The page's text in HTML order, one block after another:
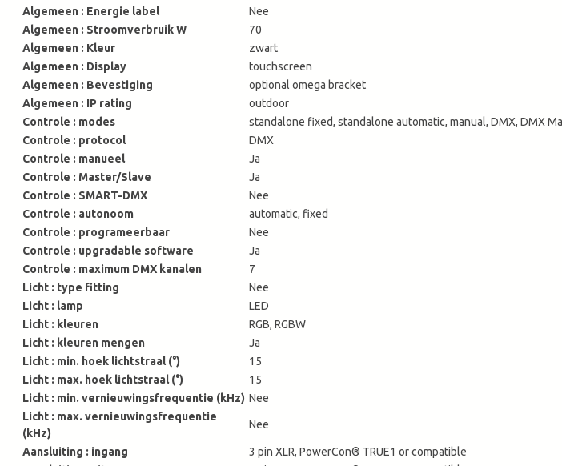
Algemeen : Energie label
Nee
Algemeen : Stroomverbruik W
70
Algemeen : Kleur
zwart
Algemeen : Display
touchscreen
Algemeen : Bevestiging
optional omega bracket
Algemeen : IP rating
outdoor
Controle : modes
standalone fixed, standalone automatic, manual, DMX, DMX
Controle : protocol
DMX
Controle : manueel
Ja
Controle : Master/Slave
Ja
Controle : SMART-DMX
Nee
Controle : autonoom
automatic, fixed
Controle : programeerbaar
Nee
Controle : upgradable software
Ja
Controle : maximum DMX kanalen
7
Licht : type fitting
Nee
Licht : lamp
LED
Licht : kleuren
RGB, RGBW
Licht : kleuren mengen
Ja
Licht : min. hoek lichtstraal (°)
15
Licht : max. hoek lichtstraal (°)
15
Licht : min. vernieuwingsfrequentie (kHz) Nee
Licht : max. vernieuwingsfrequentie
(kHz)
Nee
Aansluiting : ingang
3 pin XLR, PowerCon® TRUE1 or compatible